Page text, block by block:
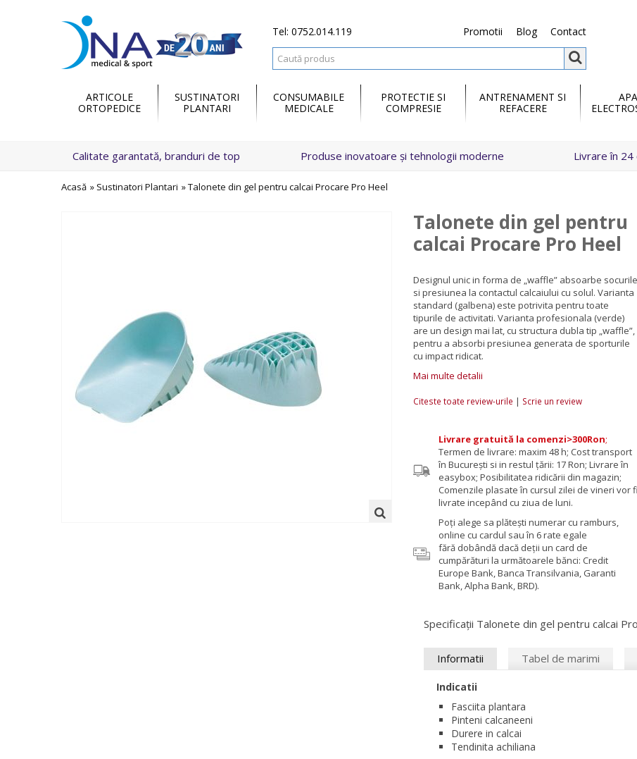
Tel: 0752.014.119 Contact
Blog
Promotii
ARTICOLE
ORTOPEDICE
SUSTINATORI
PLANTARI
CONSUMABILE
MEDICALE
PROTECTIE SI
COMPRESIE
ANTRENAMENT SI
REFACERE
Calitate garantată, branduri de top Produse inovatoare și tehnologii moderne Livrare în 24
Acasă » Sustinatori Plantari »Talonete din gel pentru calcai Procare Pro Heel
Talonete din gel pentru
calcai Procare Pro Heel
Designul unic in forma de „waffle” absoarbe socurile
si presiunea la contactul calcaiului cu solul. Varianta
standard (galbena) este potrivita pentru toate
tipurile de activitati. Varianta profesionala (verde)
are un design mai lat, cu structura dubla tip „waffle”,
pentru a absorbi presiunea generata de sporturile
cu impact ridicat.
Mai multe detalii
Citeste toate review-urile | Scrie un review
Livrare gratuită la comenzi>300Ron;
Termen de livrare: maxim 48 h; Cost transport
în București si in restul țării: 17 Ron; Livrare în
easybox; Posibilitatea ridicării din magazin;
Comenzile plasate în cursul zilei de vineri vor fi
livrate incepând cu ziua de luni.
Poţi alege sa plăteşti numerar cu ramburs,
online cu cardul sau în 6 rate egale
fără dobândă dacă deții un card de
cumpărături la următoarele bănci: Credit
Europe Bank, Banca Transilvania, Garanti
Bank, Alpha Bank, BRD).
Specificații Talonete din gel pentru calcai
Informatii Tabel de marimi
Indicatii
Fasciita plantara
Pinteni calcaneeni
Durere in calcai
Tendinita achiliana